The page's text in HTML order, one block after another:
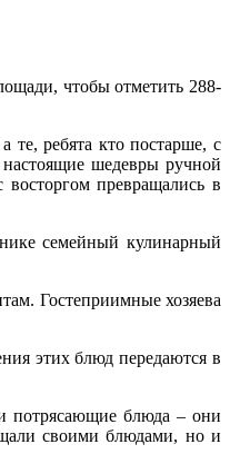
чтобы отметить 288-
те, ребята кто постарше, с
настоящие шедевры ручной
превращались в
семейный кулинарный
Гостеприимные хозяева
этих блюд передаются в
потрясающие блюда – они
своими блюдами, но и